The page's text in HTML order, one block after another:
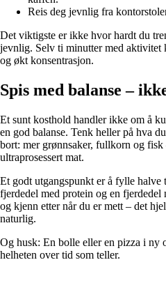
Reis deg jevnlig fra
Det viktigste er ikke hvor hardt du
jevnlig. Selv ti minutter med aktivitet
og økt konsentrasjon.
Spis med balanse –
Et sunt kosthold handler ikke om å
en god balanse. Tenk heller på hva
bort: mer grønnsaker, fullkorn og
ultraprosessert mat.
Et godt utgangspunkt er å fylle halve
fjerdedel med protein og en fjerdedel
og kjenn etter når du er mett – det
naturlig.
Og husk: En bolle eller en pizza i ny
helheten over tid som teller.